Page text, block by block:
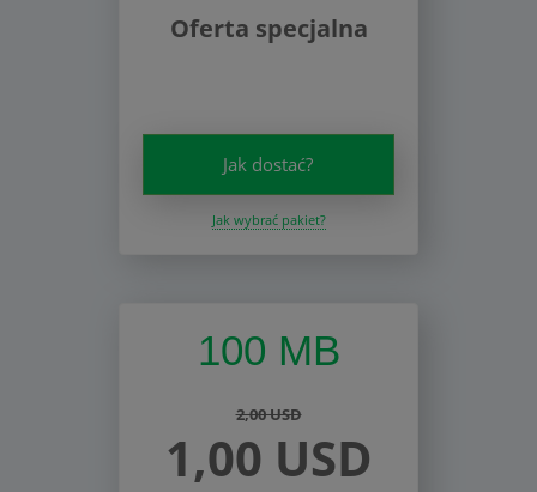
Oferta specjalna
Jak dostać?
Jak wybrać pakiet?
100 MB
2,00 USD
1,00 USD